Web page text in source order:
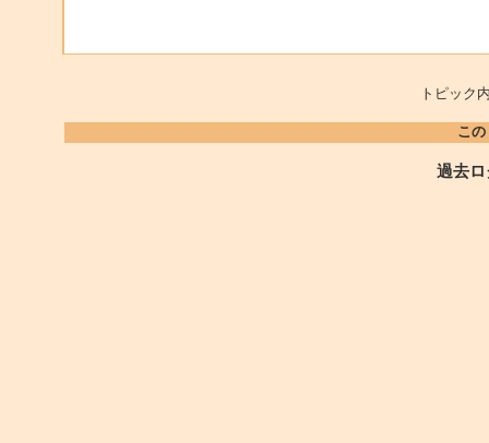
トピッ
こ
過去